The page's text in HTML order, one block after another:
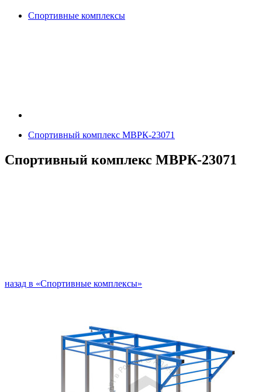
Спортивные комплексы
Спортивный комплекс МВРК-23071
Спортивный комплекс МВРК-23071
назад в «Спортивные комплексы»